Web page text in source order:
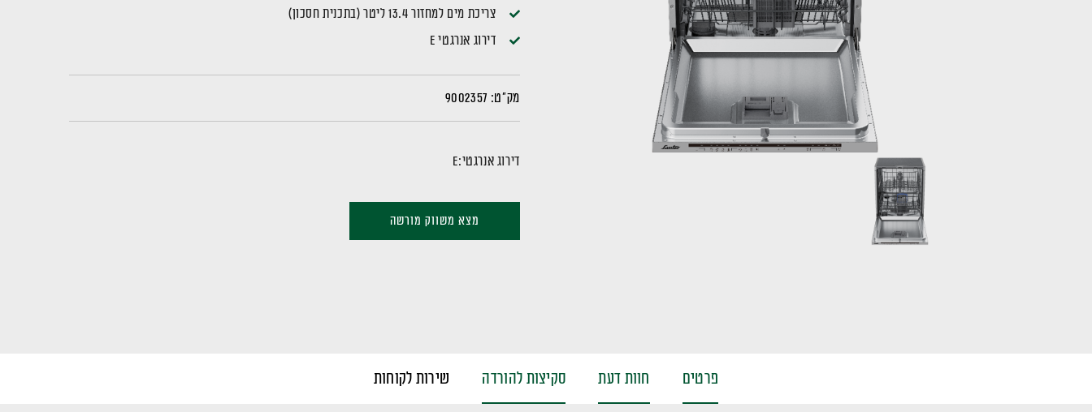
צריכת מים למחזור 13.4 ליטר (בתכנית חסכון)
דירוג אנרגטי E
מק"ט: 9002357
דירוג אנרגטי:E
מצא משווק מורשה
פרטים חוות דעת סקיצות להורדה שירות לקוחות